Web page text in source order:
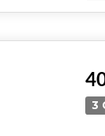
3